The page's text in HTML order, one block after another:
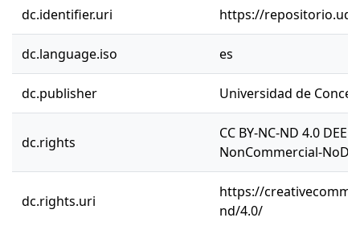
dc.identifier.uri https://
dc.language.iso es
dc.publisher Universidad de
dc.rights
CC BY-NC-ND 4.0
NonCommercial-
dc.rights.uri
https://
nd/4.0/